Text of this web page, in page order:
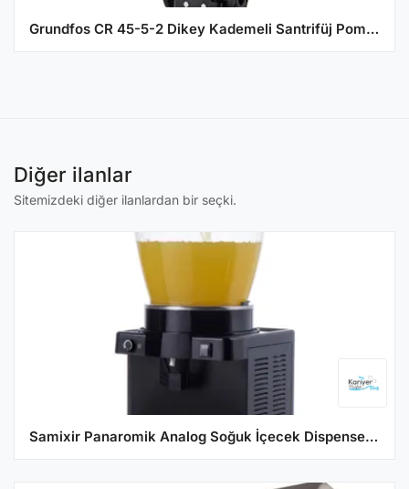
Grundfos CR 45-5-2 Dikey Kademeli Santrifüj Pompa
Diğer ilanlar
Sitemizdeki diğer ilanlardan bir seçki.
Samixir Panaromik Analog Soğuk İçecek Dispenseri Fıskiyeli 22 Litre Siyah S22.AB